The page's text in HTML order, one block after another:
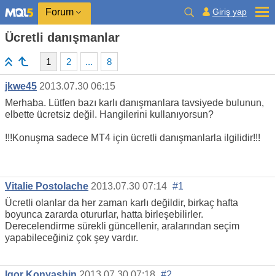
Forum Giriş yap
Ücretli danışmanlar
1 2 ... 8
jkwe45 2013.07.30 06:15
Merhaba. Lütfen bazı karlı danışmanlara tavsiyede bulunun,
elbette ücretsiz değil. Hangilerini kullanıyorsun?
!!!Konuşma sadece MT4 için ücretli danışmanlarla ilgilidir!!!
Vitalie Postolache 2013.07.30 07:14 #1
Ücretli olanlar da her zaman karlı değildir, birkaç hafta
boyunca zararda otururlar, hatta birleşebilirler.
Derecelendirme sürekli güncellenir, aralarından seçim
yapabileceğiniz çok şey vardır.